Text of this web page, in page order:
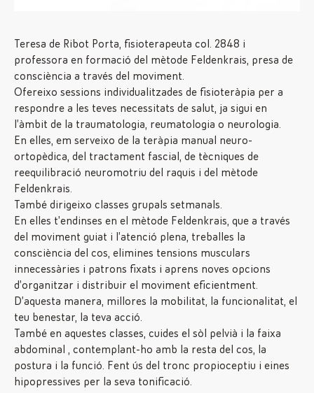
Teresa de Ribot Porta, fisioterapeuta col. 2848 i
professora en formació del mètode Feldenkrais, presa de
consciència a través del moviment.
Ofereixo sessions individualitzades de fisioteràpia per a
respondre a les teves necessitats de salut, ja sigui en
l’àmbit de la traumatologia, reumatologia o neurologia.
En elles, em serveixo de la teràpia manual neuro-
ortopèdica, del tractament fascial, de tècniques de
reequilibració neuromotriu del raquis i del mètode
Feldenkrais.
També dirigeixo classes grupals setmanals.
En elles t’endinses en el mètode Feldenkrais, que a través
del moviment guiat i l’atenció plena, treballes la
consciència del cos, elimines tensions musculars
innecessàries i patrons fixats i aprens noves opcions
d’organitzar i distribuir el moviment eficientment.
D’aquesta manera, millores la mobilitat, la funcionalitat, el
teu benestar, la teva acció.
També en aquestes classes, cuides el sòl pelvià i la faixa
abdominal , contemplant-ho amb la resta del cos, la
postura i la funció. Fent ús del tronc propioceptiu i eines
hipopressives per la seva tonificació.